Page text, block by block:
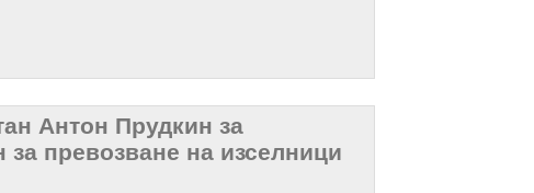
Антон Прудкин за
за превозване на изселници